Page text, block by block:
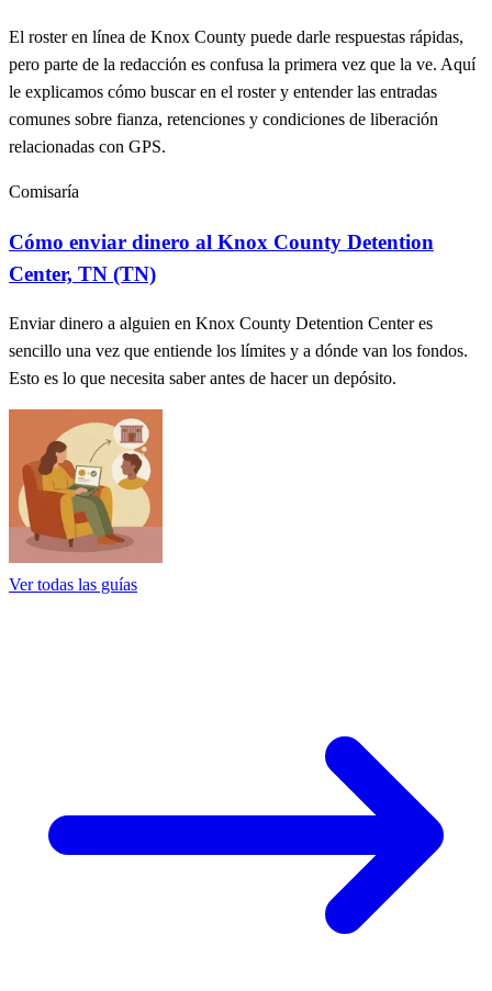
El roster en línea de Knox County puede darle respuestas rápidas,
pero parte de la redacción es confusa la primera vez que la ve. Aquí
le explicamos cómo buscar en el roster y entender las entradas
comunes sobre fianza, retenciones y condiciones de liberación
relacionadas con GPS.
Comisaría
Cómo enviar dinero al Knox County Detention
Center, TN (TN)
Enviar dinero a alguien en Knox County Detention Center es
sencillo una vez que entiende los límites y a dónde van los fondos.
Esto es lo que necesita saber antes de hacer un depósito.
Ver todas las guías